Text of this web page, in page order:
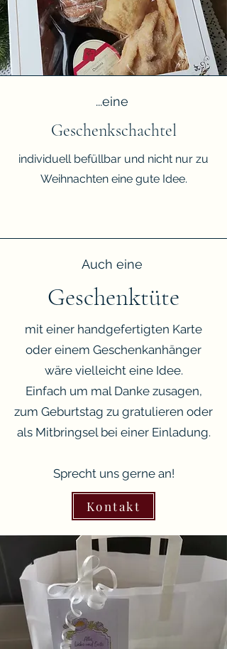
...eine
Geschenkschachtel
individuell befüllbar und nicht nur zu
Weihnachten eine gute Idee.
Auch eine
Geschenktüte
mit einer handgefertigten Karte
oder einem Geschenkanhänger
wäre vielleicht eine Idee.
Einfach um mal Danke zusagen,
zum Geburtstag zu gratulieren oder
als Mitbringsel bei einer Einladung.
Sprecht uns gerne an!
Kontakt